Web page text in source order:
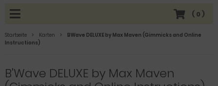
( 0 )
Startseite Karten
BWave DELUXE by Max Maven (Gimmicks and Online
Instructions)
B'Wave DELUXE by Max Maven